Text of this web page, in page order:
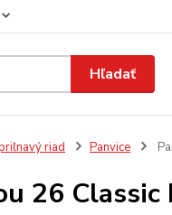
Hľadať
riad Panvice
26